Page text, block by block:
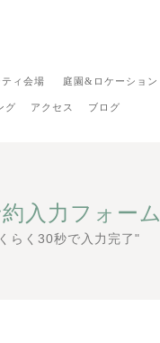
ティ会場 庭園&ロケーション
グ アクセス ブログ
入力フォーム
らく30秒で入力完了"